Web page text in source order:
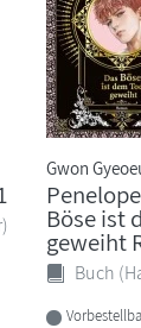
Gwon
Böse ist
geweiht
Buch